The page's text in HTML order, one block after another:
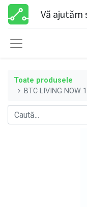
Vă ajutăm
Toate produsele
BTC LIVING NOW